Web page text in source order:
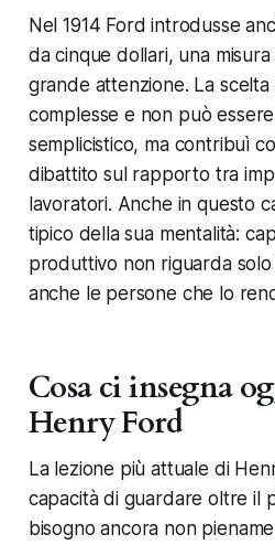
Nel 1914 Ford introdusse
da cinque dollari, una
grande attenzione. La
complesse e non può
semplicistico, ma contribuì
dibattito sul rapporto tra
lavoratori. Anche in questo
tipico della sua mentalità:
produttivo non riguarda solo
anche le persone che lo
Cosa ci insegna
Henry Ford
La lezione più attuale di
capacità di guardare oltre il
bisogno ancora non